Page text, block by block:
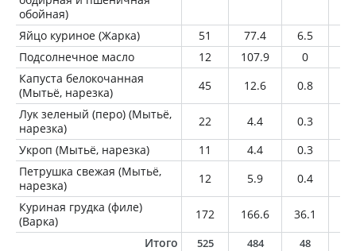
обойная)
Яйцо куриное (Жарка) 51 77.4 6.5
Подсолнечное масло
12 107.9 0
Капуста белокочанная
(Мытьё, нарезка)
45 12.6 0.8
Лук зеленый (перо) (Мытьё,
нарезка)
22 4.4 0.3
Укроп (Мытьё, нарезка)
11 4.4 0.3
Петрушка свежая (Мытьё,
нарезка)
12 5.9 0.4
Куриная грудка (филе)
(Варка)
172 166.6 36.1
Итого
525 484 48